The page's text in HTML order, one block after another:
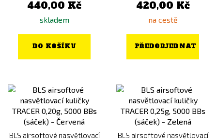
440,00 Kč
skladem
DO KOŠÍKU
420,00 Kč
na cestě
PŘEDOBJEDNAT
BLS airsoftové nasvětlovací
BLS airsoftové nasvětlovací